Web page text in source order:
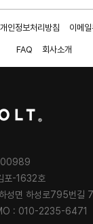
개인정보처리방침 이메
FAQ 회사소개
00989
포-1632호
성면 하성로795번길
: 010-2235-6471